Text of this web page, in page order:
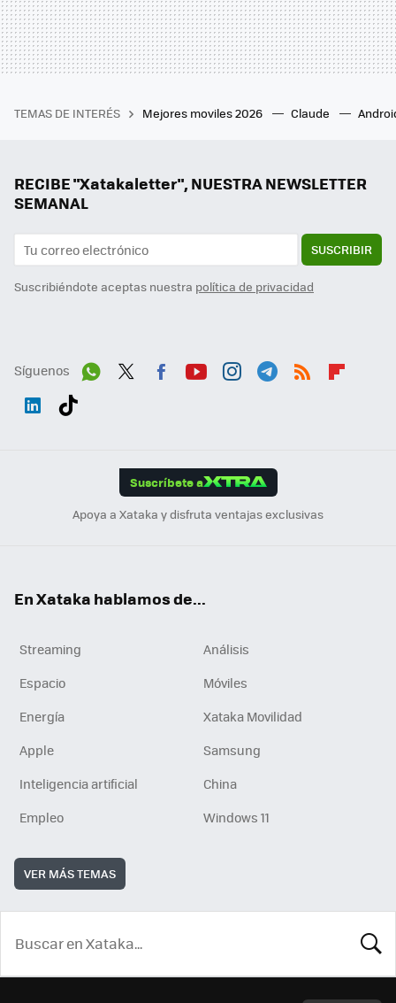
TEMAS DE INTERÉS Mejores moviles 2026 Claude
RECIBE "Xatakaletter", NUESTRA NEWSLETTER
SEMANAL
SUSCRIBIR
Suscribiéndote aceptas nuestra política de privacidad
Síguenos
Suscríbete a
Apoya a Xataka y disfruta ventajas exclusivas
En Xataka hablamos de...
Streaming
Análisis
Espacio
Móviles
Energía
Xataka Movilidad
Apple
Samsung
Inteligencia artificial
China
Empleo
Windows 11
VER MÁS TEMAS